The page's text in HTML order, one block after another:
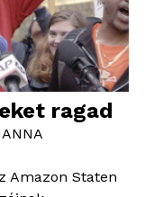
ragad
Amazon Staten